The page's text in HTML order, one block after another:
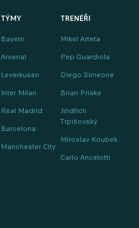
TÝMY
Bayern
Arsenal
Leverkusen
Inter Milan
Real Madrid
Barcelona
Manchester City
TRENÉŘI
Mikel Arteta
Pep Guardiola
Diego Simeone
Brian Priske
Jindřich
Trpišovský
Miroslav Koubek
Carlo Ancelotti